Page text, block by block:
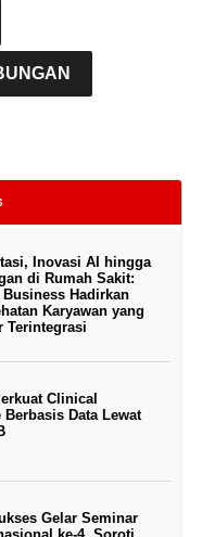
Inovasi AI hingga
di Rumah Sakit:
Hadirkan
Karyawan yang
Terintegrasi
Clinical
Berbasis Data Lewat
Gelar Seminar
ke-4, Soroti